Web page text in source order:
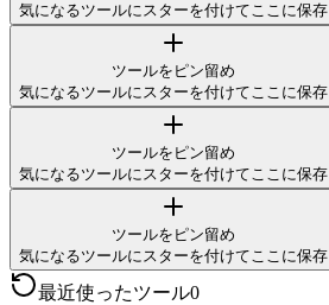
気になるツールにスターを付けてここに保存
ツールをピン留め
気になるツールにスターを付けてここに保存
ツールをピン留め
気になるツールにスターを付けてここに保存
ツールをピン留め
気になるツールにスターを付けてここに保存
最近使ったツール0